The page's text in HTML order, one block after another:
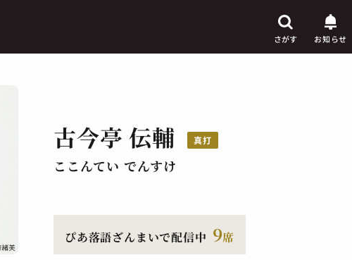
さがす
芸人からさがす
演目
お知らせ
古今亭 伝輔 真打
ここんてい でんすけ
ぴあ落語ざんまいで配信中 9席